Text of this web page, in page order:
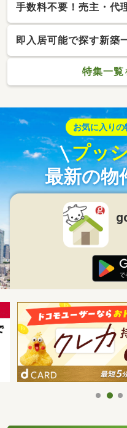
手数料不要！売主・代
即入居可能で探す新築
特集一覧
お気に入りの
プッ
最新の物